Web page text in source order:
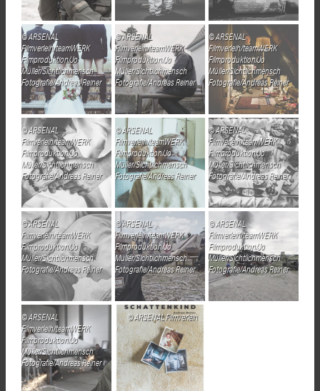
ARSENAL
Filmverleih/teamWERK
Filmproduktion/Jo
Müller/Sichtlichmensch
Fotografie/Andreas Reiner
ARSENAL
Filmverleih/teamWERK
Filmproduktion/Jo
Müller/Sichtlichmensch
Fotografie/Andreas Reiner
ARSENAL
Filmverleih/teamWERK
Filmproduktion/Jo
Müller/Sichtlichmensch
Fotografie/Andreas Reiner
ARSENAL
Filmverleih/teamWERK
Filmproduktion/Jo
Müller/Sichtlichmensch
Fotografie/Andreas Reiner
ARSENAL
Filmverleih/teamWERK
Filmproduktion/Jo
Müller/Sichtlichmensch
Fotografie/Andreas Reiner
ARSENAL
Filmverleih/teamWERK
Filmproduktion/Jo
Müller/Sichtlichmensch
Fotografie/Andreas Reiner
ARSENAL
Filmverleih/teamWERK
Filmproduktion/Jo
Müller/Sichtlichmensch
Fotografie/Andreas Reiner
ARSENAL
Filmverleih/teamWERK
Filmproduktion/Jo
Müller/Sichtlichmensch
Fotografie/Andreas Reiner
ARSENAL
Filmverleih/teamWERK
Filmproduktion/Jo
Müller/Sichtlichmensch
Fotografie/Andreas Reiner
ARSENAL
Filmverleih/teamWERK
Filmproduktion/Jo
Müller/Sichtlichmensch
Fotografie/Andreas Reiner
ARSENAL Filmverleih